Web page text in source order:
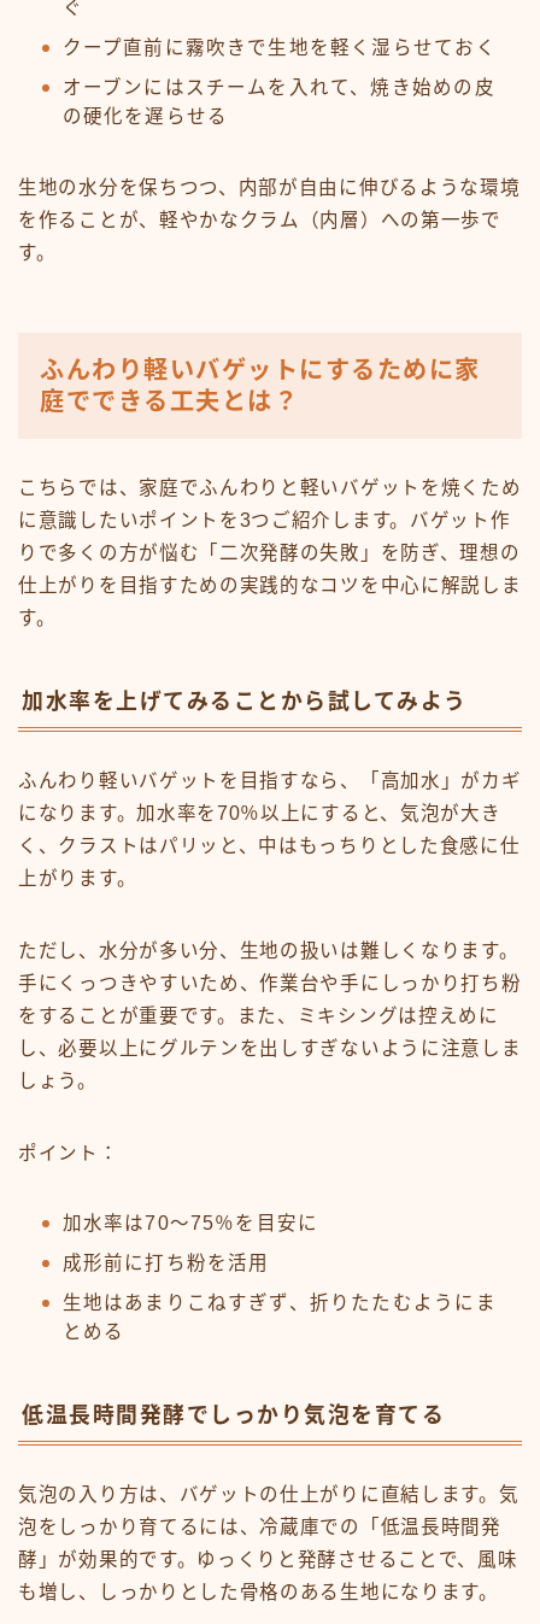
ぐ
クープ直前に霧吹きで生地を軽く湿らせておく
オーブンにはスチームを入れて、焼き始めの皮
の硬化を遅らせる
生地の水分を保ちつつ、内部が自由に伸びるような環境
を作ることが、軽やかなクラム（内層）への第一歩で
す。
ふんわり軽いバゲットにするために家
庭でできる工夫とは？
こちらでは、家庭でふんわりと軽いバゲットを焼くため
に意識したいポイントを3つご紹介します。バゲット作
りで多くの方が悩む「二次発酵の失敗」を防ぎ、理想の
仕上がりを目指すための実践的なコツを中心に解説しま
す。
加水率を上げてみることから試してみよう
ふんわり軽いバゲットを目指すなら、「高加水」がカギ
になります。加水率を70％以上にすると、気泡が大き
く、クラストはパリッと、中はもっちりとした食感に仕
上がります。
ただし、水分が多い分、生地の扱いは難しくなります。
手にくっつきやすいため、作業台や手にしっかり打ち粉
をすることが重要です。また、ミキシングは控えめに
し、必要以上にグルテンを出しすぎないように注意しま
しょう。
ポイント：
加水率は70〜75％を目安に
成形前に打ち粉を活用
生地はあまりこねすぎず、折りたたむようにま
とめる
低温長時間発酵でしっかり気泡を育てる
気泡の入り方は、バゲットの仕上がりに直結します。気
泡をしっかり育てるには、冷蔵庫での「低温長時間発
酵」が効果的です。ゆっくりと発酵させることで、風味
も増し、しっかりとした骨格のある生地になります。